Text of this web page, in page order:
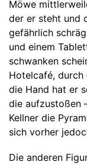
Möwe
der er steht und
gefährlich
und einem
schwanken
Hotelcafé, durch
die Hand hat er
die aufzustoßen
Kellner die
sich vorher
Die anderen